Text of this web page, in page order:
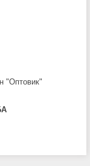
"Оптовик"